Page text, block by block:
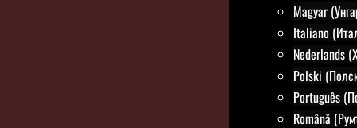
Magyar
Italiano
Nederlands
Polski
Português
Română